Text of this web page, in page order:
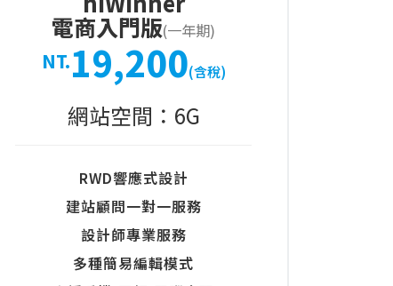
電商入門版(一年期)
NT.19,200(含稅)
網站空間：6G
RWD響應式設計
建站顧問一對一服務
設計師專業服務
多種簡易編輯模式